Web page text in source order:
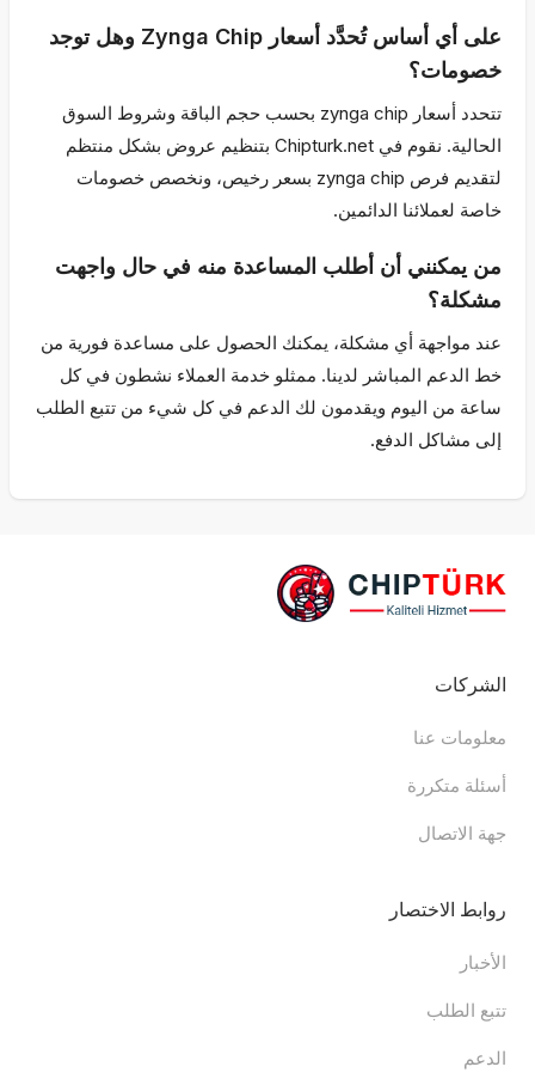
على أي أساس تُحدَّد أسعار Zynga Chip وهل توجد
خصومات؟
تتحدد أسعار zynga chip بحسب حجم الباقة وشروط السوق
الحالية. نقوم في Chipturk.net بتنظيم عروض بشكل منتظم
لتقديم فرص zynga chip بسعر رخيص، ونخصص خصومات
خاصة لعملائنا الدائمين.
من يمكنني أن أطلب المساعدة منه في حال واجهت
مشكلة؟
عند مواجهة أي مشكلة، يمكنك الحصول على مساعدة فورية من
خط الدعم المباشر لدينا. ممثلو خدمة العملاء نشطون في كل
ساعة من اليوم ويقدمون لك الدعم في كل شيء من تتبع الطلب
إلى مشاكل الدفع.
الشركات
معلومات عنا
أسئلة متكررة
جهة الاتصال
روابط الاختصار
الأخبار
تتبع الطلب
الدعم